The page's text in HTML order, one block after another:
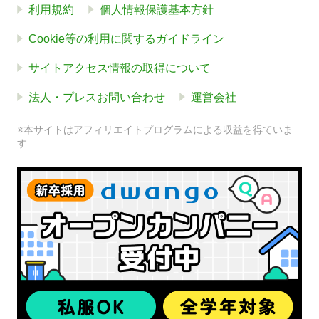
利用規約 個人情報保護基本方針
Cookie等の利用に関するガイドライン
サイトアクセス情報の取得について
法人・プレスお問い合わせ 運営会社
※本サイトはアフィリエイトプログラムによる収益を得ていま
す